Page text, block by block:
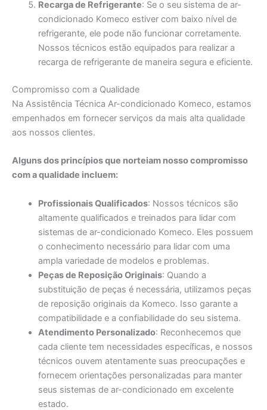
Recarga de Refrigerante: Se o seu sistema de ar-
condicionado Komeco estiver com baixo nível de
refrigerante, ele pode não funcionar corretamente.
Nossos técnicos estão equipados para realizar a
recarga de refrigerante de maneira segura e eficiente.
Compromisso com a Qualidade
Na Assistência Técnica Ar-condicionado Komeco, estamos
empenhados em fornecer serviços da mais alta qualidade
aos nossos clientes.
Alguns dos princípios que norteiam nosso compromisso
com a qualidade incluem:
Profissionais Qualificados: Nossos técnicos são
altamente qualificados e treinados para lidar com
sistemas de ar-condicionado Komeco. Eles possuem
o conhecimento necessário para lidar com uma
ampla variedade de modelos e problemas.
Peças de Reposição Originais: Quando a
substituição de peças é necessária, utilizamos peças
de reposição originais da Komeco. Isso garante a
compatibilidade e a confiabilidade do seu sistema.
Atendimento Personalizado: Reconhecemos que
cada cliente tem necessidades específicas, e nossos
técnicos ouvem atentamente suas preocupações e
fornecem orientações personalizadas para manter
seus sistemas de ar-condicionado em excelente
estado.